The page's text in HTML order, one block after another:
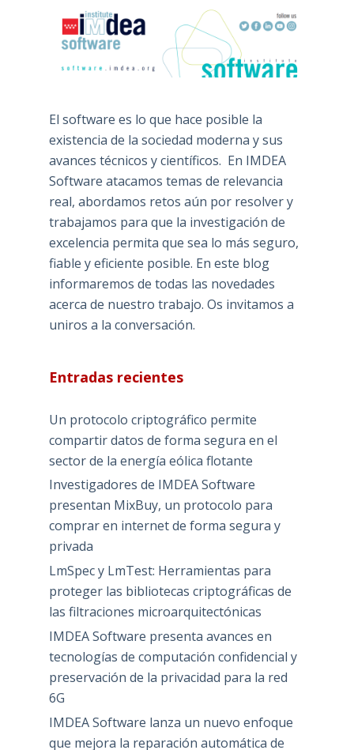
El software es lo que hace posible la
existencia de la sociedad moderna y sus
avances técnicos y científicos. En IMDEA
Software atacamos temas de relevancia
real, abordamos retos aún por resolver y
trabajamos para que la investigación de
excelencia permita que sea lo más seguro,
fiable y eficiente posible. En este blog
informaremos de todas las novedades
acerca de nuestro trabajo. Os invitamos a
uniros a la conversación.
Entradas recientes
Un protocolo criptográfico permite
compartir datos de forma segura en el
sector de la energía eólica flotante
Investigadores de IMDEA Software
presentan MixBuy, un protocolo para
comprar en internet de forma segura y
privada
LmSpec y LmTest: Herramientas para
proteger las bibliotecas criptográficas de
las filtraciones microarquitectónicas
IMDEA Software presenta avances en
tecnologías de computación confidencial y
preservación de la privacidad para la red
6G
IMDEA Software lanza un nuevo enfoque
que mejora la reparación automática de